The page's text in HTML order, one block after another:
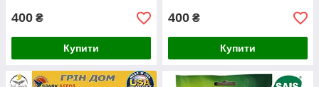
400 ₴
Купити
400 ₴
Купити